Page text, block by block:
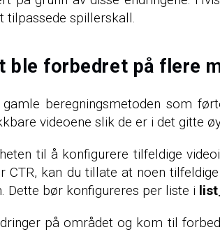
tilpassede spillerskall.
ble forbedret på flere
beregningsmetoden som
videoene slik de er i det gitte
til å konfigurere tilfeldige
kan du tillate at noen
Dette bør konfigureres per liste i
på området og kom til